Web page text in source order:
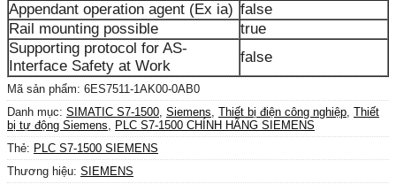
Appendant operation agent (Ex ia) false
Rail mounting possible
true
Supporting protocol for AS-
Interface Safety at Work
false
Mã sản phẩm: 6ES7511-1AK00-0AB0
Danh mục: SIMATIC S7-1500, Siemens, Thiết bị điện công nghiệp, Thiết
bị tự động Siemens, PLC S7-1500 CHÍNH HÃNG SIEMENS
Thẻ: PLC S7-1500 SIEMENS
Thương hiệu: SIEMENS